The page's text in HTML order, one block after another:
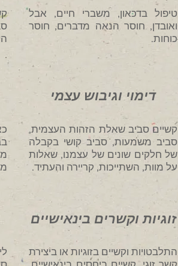
טיפול בדכאון, משברי חיים, אבל
ואובדן, חוסר הנאה מדברים, חוסר
כוחות.
דימוי וגיבוש עצמי
קשיים סביב שאלת הזהות העצמית,
סביב משמעות, סביב קושי בקבלה
של חלקים שונים של עצמנו, שאלות
על מוות, השתייכות, קריירה והעתיד.
זוגיות וקשרים בינאישיים
התלבטויות וקשיים בזוגיות או ביצירת